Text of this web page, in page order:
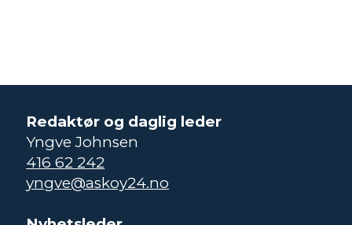
Redaktør og daglig leder
Yngve Johnsen
416 62 242
yngve@askoy24.no